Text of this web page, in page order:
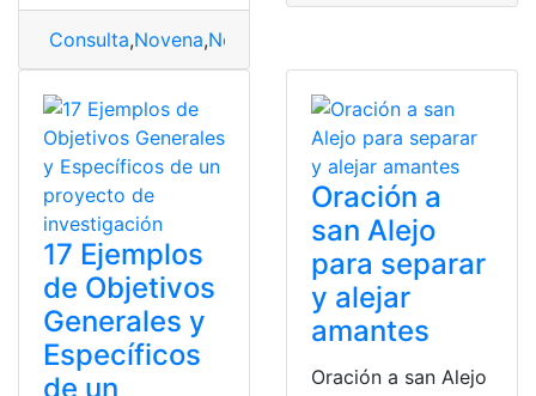
Consulta,Novena,Novena de Navidad
17 Ejemplos
de Objetivos
Generales y
Específicos
de un
Oración a
san Alejo
para separar
y alejar
amantes
Oración a san Alejo